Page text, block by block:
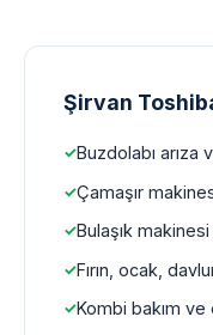
Şirvan
Buzdolabı arıza
Çamaşır
Bulaşık
Fırın, ocak,
Kombi bakım ve